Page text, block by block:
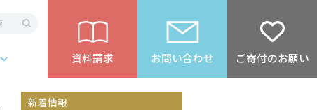
資料請求 お問い合わせ ご寄付のお願い
新着情報